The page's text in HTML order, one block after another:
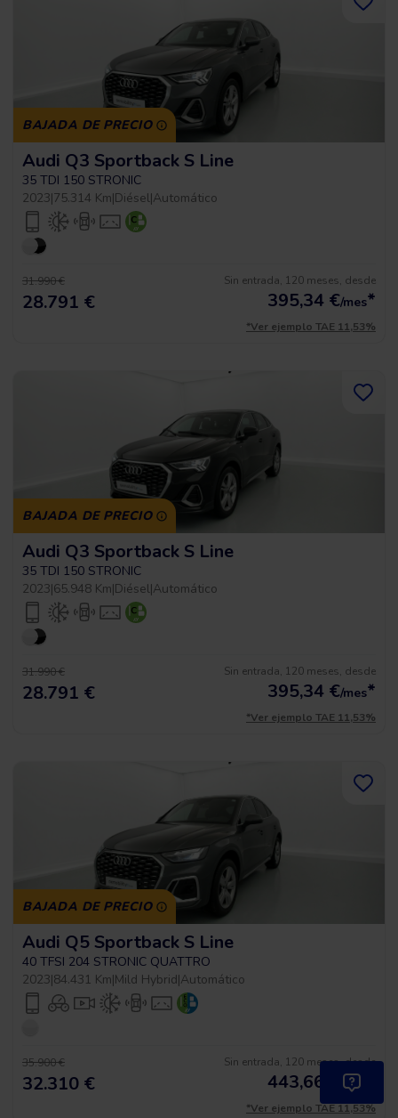
BAJADA DE PRECIO
Audi Q3 Sportback S Line
35 TDI 150 STRONIC
2023|75.314 Km|Diésel|Automático
31.990 €
28.791 €
Sin entrada, 120 meses, desde
395,34 €/mes*
*Ver ejemplo TAE 11,53%
BAJADA DE PRECIO
Audi Q3 Sportback S Line
35 TDI 150 STRONIC
2023|65.948 Km|Diésel|Automático
31.990 €
28.791 €
Sin entrada, 120 meses, desde
395,34 €/mes*
*Ver ejemplo TAE 11,53%
BAJADA DE PRECIO
Audi Q5 Sportback S Line
40 TFSI 204 STRONIC QUATTRO
2023|84.431 Km|Mild Hybrid|Automático
35.900 €
32.310 €
Sin entrada, 120 meses, desde
443,66 /mes
*Ver ejemplo TAE 11,53%